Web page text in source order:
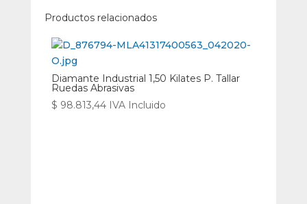
Productos relacionados
Diamante Industrial 1,50 Kilates P. Tallar
Ruedas Abrasivas
$ 98.813,44 IVA Incluido